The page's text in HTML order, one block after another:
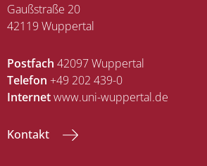
Gaußstraße 20
42119 Wuppertal
Postfach 42097 Wuppertal
Telefon +49 202 439-0
Internetwww.uni-wuppertal.de
Kontakt